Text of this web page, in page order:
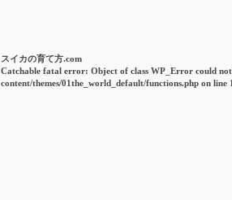
スイカの育て方.com
Catchable fatal error: Object of class WP_Error could
content/themes/01the_world_default/functions.php on line